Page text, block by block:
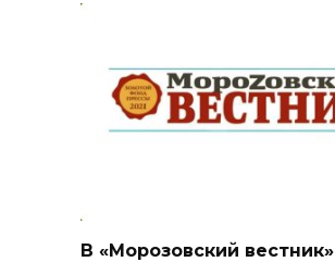
В «Морозовский вестник»